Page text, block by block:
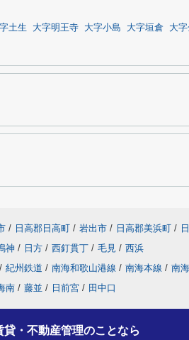
土生 大字明王寺 大字小島 大字垣倉 大
/ 日高郡日高町 / 岩出市 / 日高郡美浜町 /
神 / 日方 / 西釘貫丁 / 毛見 / 西浜
/ 紀州鉄道 / 南海和歌山港線 / 南海本線 / 南
南 / 藤並 / 日前宮 / 田中口
貸・不動産管理のことなら